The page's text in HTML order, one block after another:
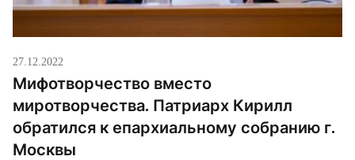
27.12.2022
Мифотворчество вместо
миротворчества. Патриарх Кирилл
обратился к епархиальному собранию г.
Москвы